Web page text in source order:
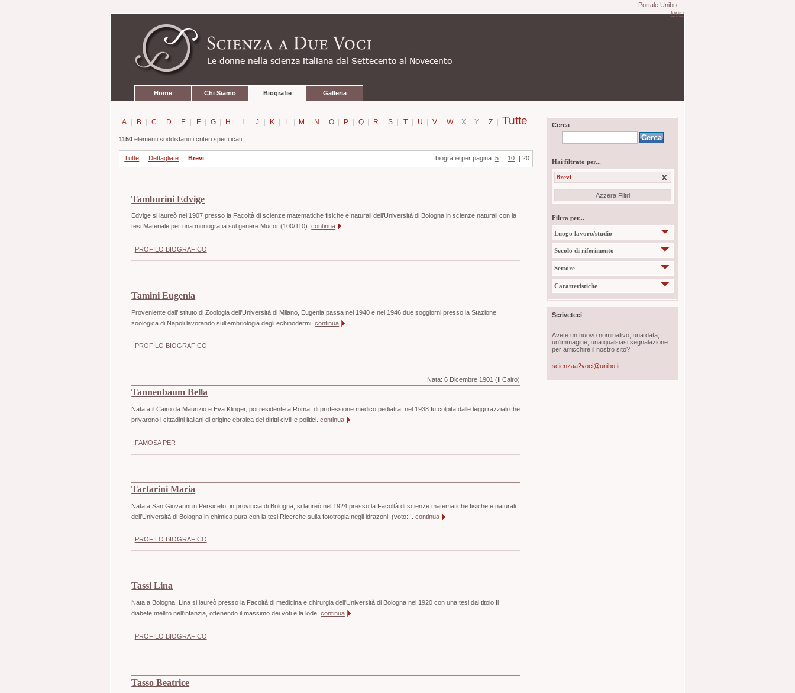
contenuti.
navigazione
Portale Unibo
login
Home Chi Siamo Biografie Galleria
A | B | C | D | E | F | G | H | I | J | K | L | M | N | O | P | Q | R | S | T | U | V | W | X | Y | Z | Tutte
1150elementi soddisfano i criteri specificati
Tutte Dettagliate Brevi biografie per pagina 5 10 20
Tamburini Edvige
Edvige si laureò nel 1907 presso la Facoltà di scienze matematiche fisiche e naturali dell’Università di Bologna in scienze naturali con la
tesi Materiale per una monografia sul genere Mucor (100/110).continua
PROFILO BIOGRAFICO
Tamini Eugenia
Proveniente dall’Istituto di Zoologia dell’Università di Milano, Eugenia passa nel 1940 e nel 1946 due soggiorni presso la Stazione
zoologica di Napoli lavorando sull’embriologia degli echinodermi.continua
PROFILO BIOGRAFICO
Nata:6 Dicembre 1901 (Il Cairo)
Tannenbaum Bella
Nata a il Cairo da Maurizio e Eva Klinger, poi residente a Roma, di professione medico pediatra, nel 1938 fu colpita dalle leggi razziali che
privarono i cittadini italiani di origine ebraica dei diritti civili e politici.continua
FAMOSA PER
Tartarini Maria
Nata a San Giovanni in Persiceto, in provincia di Bologna, si laureò nel 1924 presso la Facoltà di scienze matematiche fisiche e naturali
dell’Università di Bologna in chimica pura con la tesi Ricerche sulla fototropia negli idrazoni (voto:...continua
PROFILO BIOGRAFICO
Tassi Lina
Nata a Bologna, Lina si laureò presso la Facoltà di medicina e chirurgia dell'Università di Bologna nel 1920 con una tesi dal titolo Il
diabete mellito nell'infanzia, ottenendo il massimo dei voti e la lode.continua
PROFILO BIOGRAFICO
Tasso Beatrice
Cerca
Hai filtrato per...
Brevi
Azzera Filtri
Filtra per...
Luogo lavoro/studio
Secolo di riferimento
Settore
Caratteristiche
Scriveteci
Avete un nuovo nominativo, una data,
un'immagine, una qualsiasi segnalazione
per arricchire il nostro sito?
scienzaa2voci@unibo.it